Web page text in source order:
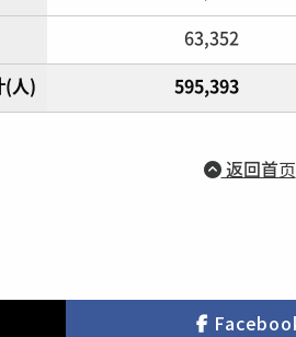
63,352
(人) 595,393
返回首页